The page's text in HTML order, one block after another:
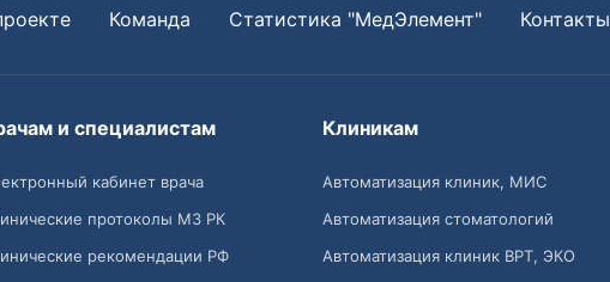
Команда Статистика "МедЭлемент" Контакты
и специалистам
кабинет врача
протоколы МЗ РК
рекомендации РФ
Клиникам
Автоматизация клиник, МИС
Автоматизация стоматологий
Автоматизация клиник ВРТ, ЭКО